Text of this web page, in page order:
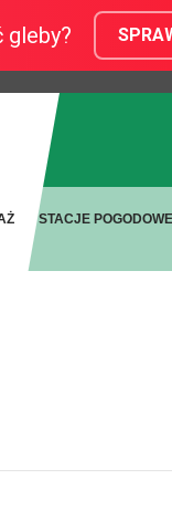
gleby?
STACJE POGODOWE